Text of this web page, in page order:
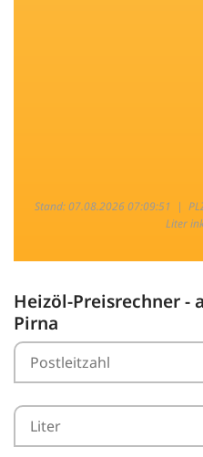
Stand: 07.08.2026 07:09:51 |
Liter
Heizöl-Preisrechner -
Pirna